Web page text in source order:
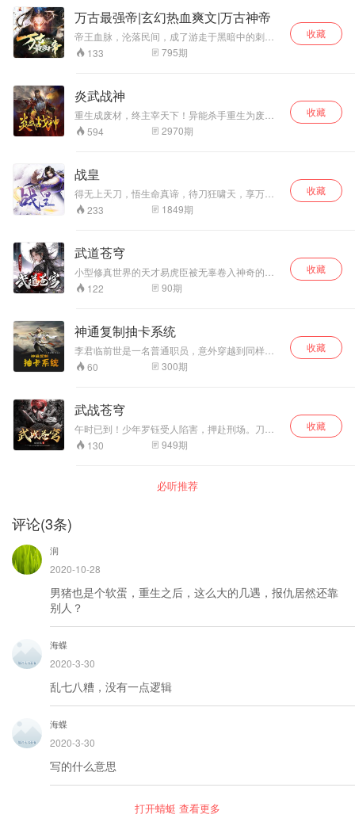
魔，谁主沉浮，一个少年，一颗杀戮之心，如何
在神与魔的夹缝中求存，如何跳出棋局，掌控自
己的命运！
万古最强帝|玄幻热血爽文|万古神帝
帝王血脉，沦落民间，成了游走于黑暗中的刺
客！ 面对命运，他心怀不惧，在杀戮和血腥中感
悟成长，硬踏出一条属于自己的大道，重回王
133 795期
收藏
炎武战神
重生成废材，终主宰天下！异能杀手重生为废材
少年，得毒王传承，练就绝世毒功；持残血之
剑，吞噬无尽强敌；修炎武战诀，锤炼强霸战
594 2970期
收藏
战皇
得无上天刀，悟生命真谛，待刀狂啸天，享万世
臣服！
233 1849期
收藏
武道苍穹
小型修真世界的天才易虎臣被无辜卷入神奇的异
界之旅，经历了无数的艰难险阻和神秘遭遇，终
于修行成功，返回自己的世界。 在这异世界
困难，让易虎臣在一次次的挫折之中成长……
122 90期
收藏
神通复制抽卡系统
李君临前世是一名普通职员，意外穿越到同样叫
作李君临的云剑宗外门弟子，修为中天境二重
天，绑定神通复制系统，性格稳健，遇事往往会
宝夺宝升级系统的日子。
60 300期
收藏
武战苍穹
午时已到！少年罗钰受人陷害，押赴刑场。刀下
留人！祖传玉佩，竟然蕴藏千古器灵。融麒麟血
脉，携旷世神器，以武逆天，主宰苍穹。男儿当
130 949期
收藏
必听推荐
评论(3条)
润
2020-10-28
男猪也是个软蛋，重生之后，这么大的几遇，报仇居然还靠
别人？
海蝶
2020-3-30
乱七八糟，没有一点逻辑
海蝶
2020-3-30
写的什么意思
打开蜻蜓 查看更多